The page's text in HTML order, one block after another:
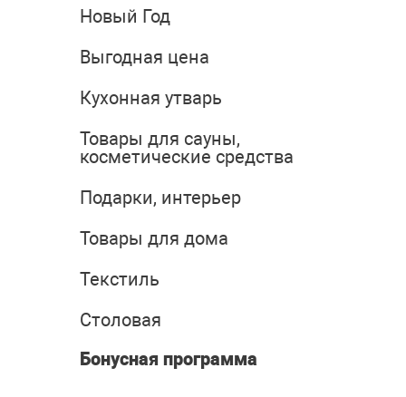
Новый Год
Выгодная цена
Кухонная утварь
Товары для сауны,
косметические средства
Подарки, интерьер
Товары для дома
Текстиль
Столовая
Бонусная программа